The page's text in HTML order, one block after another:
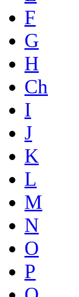
F
G
H
Ch
I
J
K
L
M
N
O
P